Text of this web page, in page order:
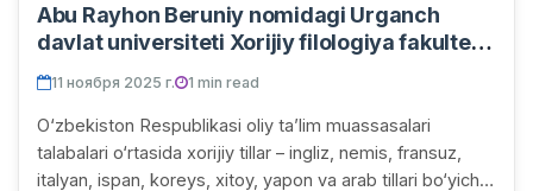
Abu Rayhon Beruniy nomidagi Urganch
davlat universiteti Xorijiy filologiya fakulteti
4-kurs talabasi Maqsudova Mohida
Maqsudovna nemis tili yo‘nalishida faxrli 2-
o‘rinni qo‘lga kiritdi!
11 ноября 2025 г. 1 min read
O‘zbekiston Respublikasi oliy ta’lim muassasalari
talabalari o‘rtasida xorijiy tillar – ingliz, nemis, fransuz,
italyan, ispan, koreys, xitoy, yapon va arab tillari bo‘yicha